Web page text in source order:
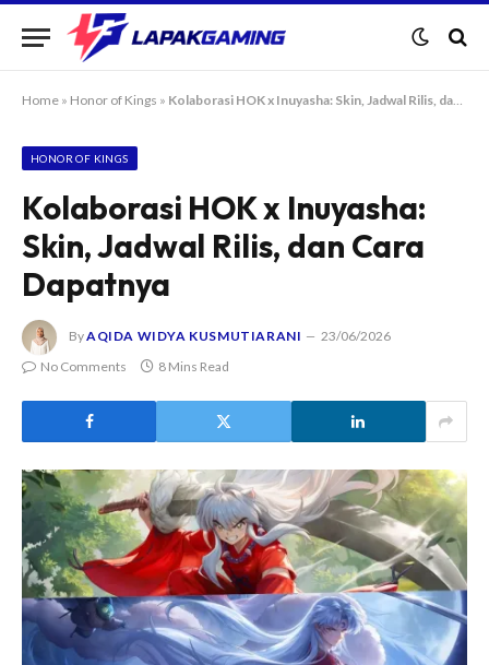
Home » Honor of Kings » Kolaborasi HOK x Inuyasha: Skin, Jadwal Rilis, dan Cara Dapatnya
HONOR OF KINGS
Kolaborasi HOK x Inuyasha:
Skin, Jadwal Rilis, dan Cara
Dapatnya
ByAQIDA WIDYA KUSMUTIARANI
23/06/2026
No Comments
8 Mins Read